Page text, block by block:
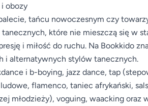
obozy
tańcu nowoczesnym czy
które nie mieszczą się w
i miłość do ruchu. Na Bookkido
i alternatywnych stylów tanecznych.
i b-boying, jazz dance, tap
flamenco, taniec afrykański,
młodzieży), voguing, waacking oraz